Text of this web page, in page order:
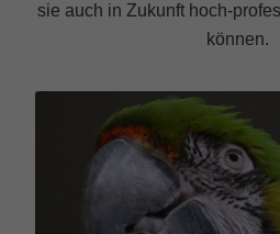
sie auch in Zukunft hoch-
können.